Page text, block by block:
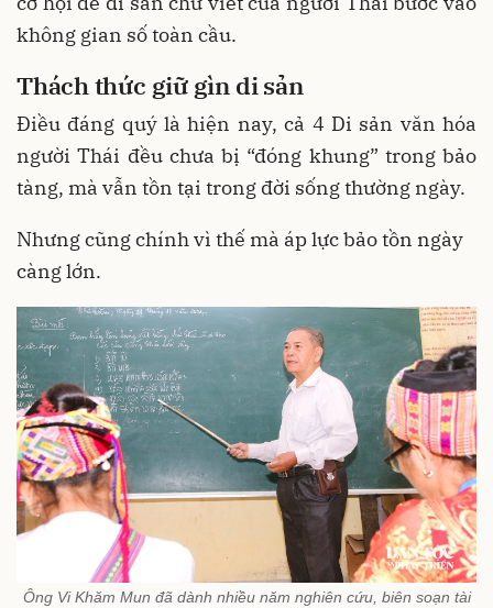
không gian số toàn cầu.
Thách thức giữ gìn di sản
Điều đáng quý là hiện nay, cả 4 Di sản văn hóa
người Thái đều chưa bị “đóng khung” trong bảo
tàng, mà vẫn tồn tại trong đời sống thường ngày.
Nhưng cũng chính vì thế mà áp lực bảo tồn ngày
càng lớn.
Ông Vi Khăm Mun đã dành nhiều năm nghiên cứu, biên soạn tài